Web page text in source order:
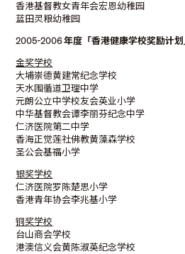
香港基督教女青年会宏恩幼稚园
蓝田灵粮幼稚园
2005-2006年度「香港健康学校奖励计
金奖学校
大埔崇德黄建常纪念学校
天水围循道卫理中学
元朗公立中学校友会英业小学
中华基督教会谭李丽芬纪念中学
仁济医院第二中学
香海正觉莲社佛教黄藻森学校
圣公会基福小学
银奖学校
仁济医院罗陈楚思小学
香港青年协会李兆基小学
铜奖学校
台山商会学校
港澳信义会黄陈淑英纪念学校